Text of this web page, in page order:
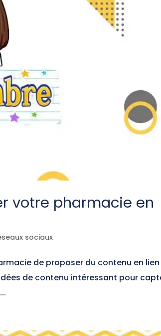
votre pharmacie en
sociaux
de proposer du contenu en lien
de contenu intéressant pour